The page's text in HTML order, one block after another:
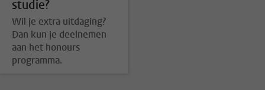
studie?
Wil je extra uitdaging?
Dan kun je deelnemen
aan het honours
programma.